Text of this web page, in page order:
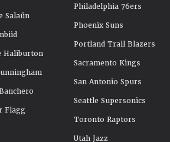
Salaün
Haliburton
Flagg
Philadelphia 76ers
Phoenix Suns
Portland Trail Blazers
Sacramento Kings
San Antonio Spurs
Seattle Supersonics
Toronto Raptors
Utah Jazz